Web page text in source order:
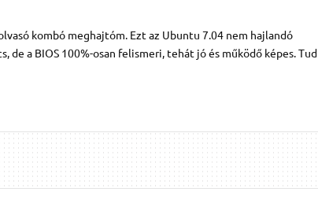
kombó meghajtóm. Ezt az Ubuntu 7.04 nem hajlandó
de a BIOS 100%-osan felismeri, tehát jó és működő képes. Tud